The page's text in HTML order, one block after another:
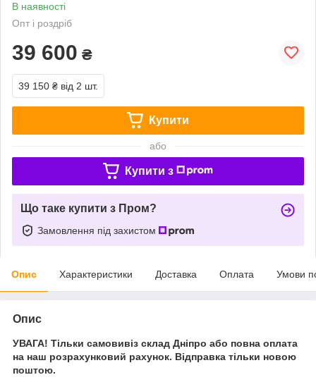
В наявності
Опт і роздріб
39 600 ₴
39 150 ₴ від 2 шт.
Купити
або
Купити з
Що таке купити з Пром?
Замовлення під захистом
Опис Характеристики Доставка Оплата Умови
Опис
УВАГА! Тільки самовивіз склад Дніпро або повна оплата
на наш розрахунковий рахунок. Відправка тільки новою
поштою.